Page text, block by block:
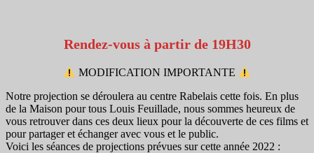
Rendez-vous à partir de 19H30
MODIFICATION IMPORTANTE
Notre projection se déroulera au centre Rabelais cette fois. En plus
de la Maison pour tous Louis Feuillade, nous sommes heureux de
vous retrouver dans ces deux lieux pour la découverte de ces films et
pour partager et échanger avec vous et le public.
Voici les séances de projections prévues sur cette année 2022 :